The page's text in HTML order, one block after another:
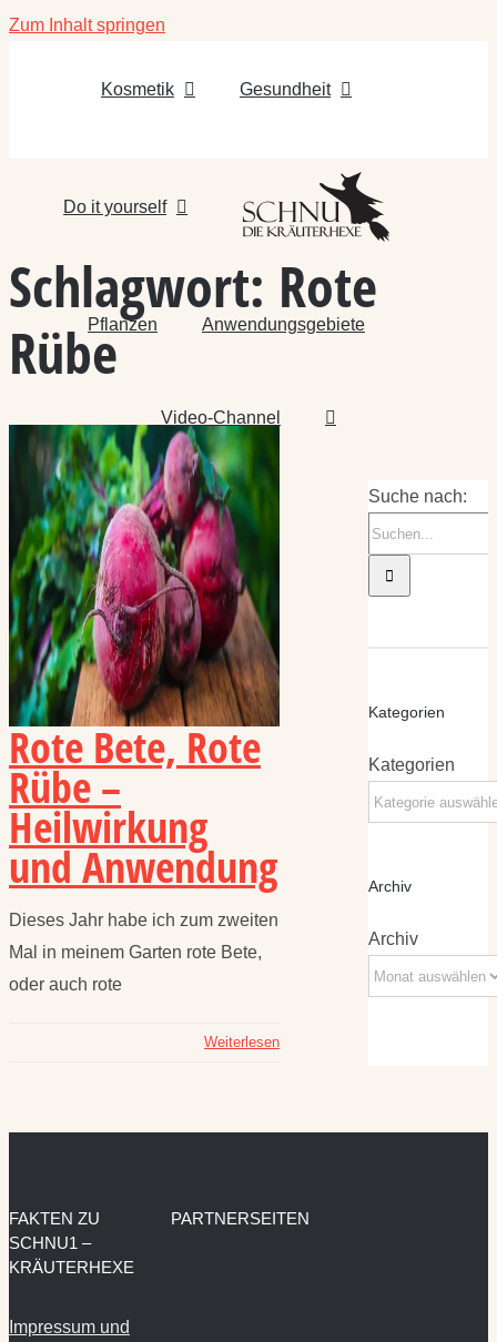
Zum Inhalt springen
Kosmetik Gesundheit
Do it yourself
Pflanzen Anwendungsgebiete
Video-Channel
Schlagwort: Rote
Rübe
Rote Bete, Rote
Rübe –
Heilwirkung
und Anwendung
Dieses Jahr habe ich zum zweiten
Mal in meinem Garten rote Bete,
oder auch rote
Weiterlesen
Suche nach:
Kategorien
Kategorien
Archiv
Archiv
FAKTEN ZU
SCHNU1 –
KRÄUTERHEXE
Impressum und
PARTNERSEITEN